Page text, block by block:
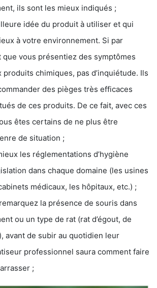
ils sont les mieux indiqués ;
idée du produit à utiliser et qui
à votre environnement. Si par
vous présentiez des symptômes
produits chimiques, pas d’inquiétude. Ils
des pièges très efficaces
de ces produits. De ce fait, avec ces
êtes certains de ne plus être
de situation ;
les réglementations d’hygiène
dans chaque domaine (les usines
médicaux, les hôpitaux, etc.) ;
la présence de souris dans
ou un type de rat (rat d’égout, de
avant de subir au quotidien leur
professionnel saura comment faire
;